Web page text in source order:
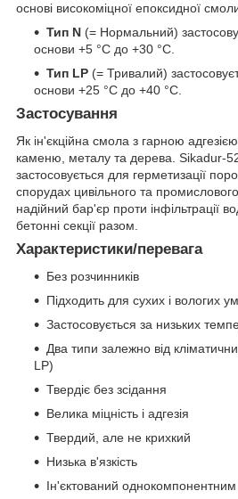
основі високоміцної епоксидної
Тип N (= Нормальний)
основи +5 °C до +30 °C.
Тип LP (= Тривалий)
основи +25 °C до +40 °C.
Застосування
Як ін'єкційна смола з гарною
каменю, металу та дерева. Sikadur-
застосовується для герметизації
спорудах цивільного та
надійний бар'єр проти інфільтрації
бетонні секції разом.
Характеристики/перевага
Без розчинників
Підходить для сухих і вологих
Застосовується за низьких
Два типи залежно від
LP)
Твердіє без зсідання
Велика міцність і адгезія
Твердий, але не крихкий
Низька в'язкість
Ін'єктований